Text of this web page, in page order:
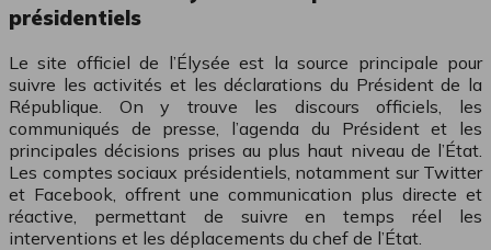
présidentiels
Le site officiel de l’Élysée est la source principale pour
suivre les activités et les déclarations du Président de la
République. On y trouve les discours officiels, les
communiqués de presse, l’agenda du Président et les
principales décisions prises au plus haut niveau de l’État.
Les comptes sociaux présidentiels, notamment sur Twitter
et Facebook, offrent une communication plus directe et
réactive, permettant de suivre en temps réel les
interventions et les déplacements du chef de l’État.